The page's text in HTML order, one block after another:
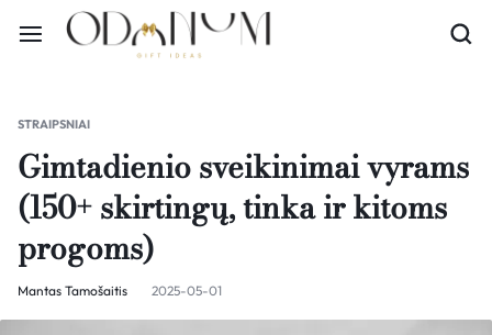
STRAIPSNIAI
Gimtadienio sveikinimai vyrams
(150+ skirtingų, tinka ir kitoms
progoms)
Mantas Tamošaitis 2025-05-01